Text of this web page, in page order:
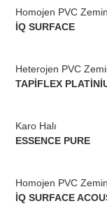
Homojen PVC
İQ SURFACE
Heterojen PVC
TAPİFLEX
Karo Halı
ESSENCE PURE
Homojen PVC
İQ SURFACE